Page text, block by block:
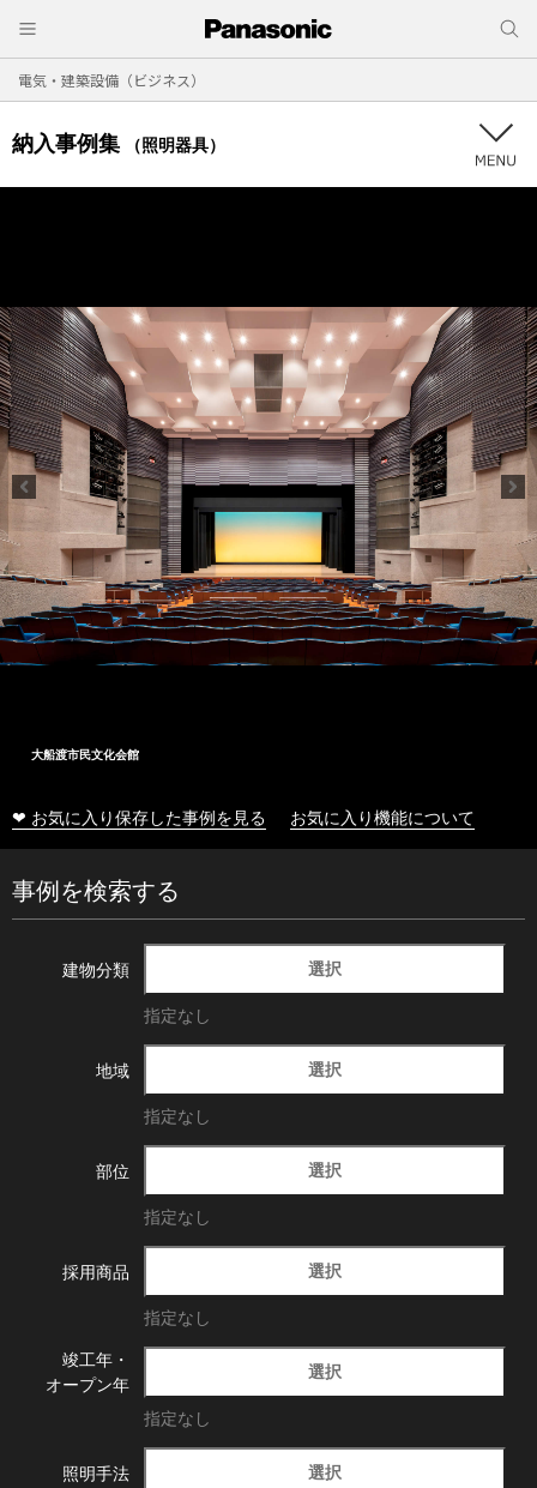
電気・建築設備（ビジネス）
納入事例集 （照明器具）
大船渡市民文化会館
❤ お気に入り保存した事例を見る お気に入り機能について
事例を検索する
建物分類 選択
指定なし
地域 選択
指定なし
部位 選択
指定なし
採用商品 選択
指定なし
竣工年・
オープン年
選択
指定なし
照明手法 選択